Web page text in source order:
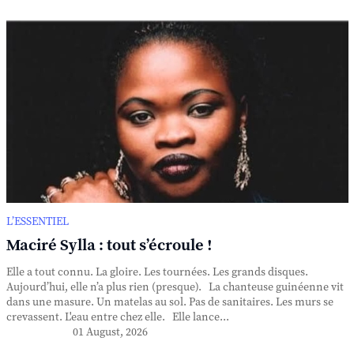
L’ESSENTIEL
Maciré Sylla : tout s’écroule !
Elle a tout connu. La gloire. Les tournées. Les grands disques.
Aujourd’hui, elle n’a plus rien (presque). La chanteuse guinéenne vit
dans une masure. Un matelas au sol. Pas de sanitaires. Les murs se
crevassent. L'eau entre chez elle. Elle lance...
01 August, 2026